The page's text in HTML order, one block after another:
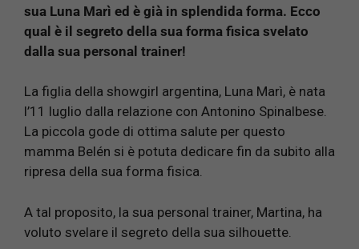
sua Luna Marì ed è già in splendida forma. Ecco
qual è il segreto della sua forma fisica svelato
dalla sua personal trainer!
La figlia della showgirl argentina, Luna Marì, è nata
l’11 luglio dalla relazione con Antonino Spinalbese.
La piccola gode di ottima salute per questo
mamma Belén si è potuta dedicare fin da subito alla
ripresa della sua forma fisica.
A tal proposito, la sua personal trainer, Martina, ha
voluto svelare il segreto della sua silhouette.